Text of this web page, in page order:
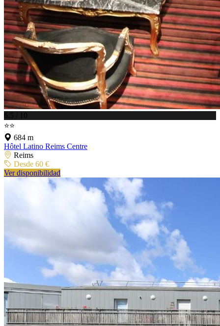
6.5 / 10
⭐⭐
684 m
Hôtel Latino Reims Centre
Reims
Desde 60 €
Ver disponibilidad